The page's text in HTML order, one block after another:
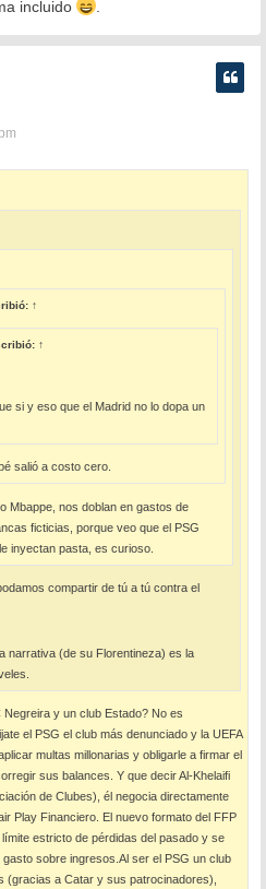
incluido
.
↑
↑
si y eso que el Madrid no lo dopa un
salió a costo cero.
Mbappe, nos doblan en gastos de
ficticias, porque veo que el PSG
inyectan pasta, es curioso.
compartir de tú a tú contra el
narrativa (de su Florentineza) es la
y un club Estado? No es
el PSG el club más denunciado y la UEFA
multas millonarias y obligarle a firmar el
sus balances. Y que decir Al-Khelaifi
de Clubes), él negocia directamente
Play Financiero. El nuevo formato del FFP
estricto de pérdidas del pasado y se
sobre ingresos.Al ser el PSG un club
(gracias a Catar y sus patrocinadores),